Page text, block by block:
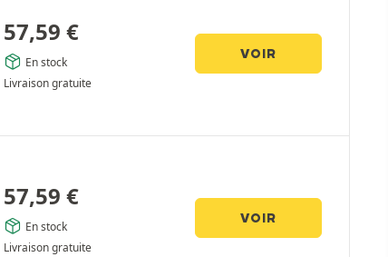
57,59 €
En stock
Livraison gratuite
VOIR
57,59 €
En stock
Livraison gratuite
VOIR